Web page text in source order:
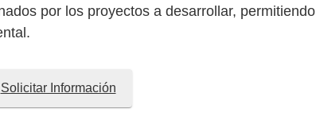
por los proyectos a desarrollar,
Solicitar Información